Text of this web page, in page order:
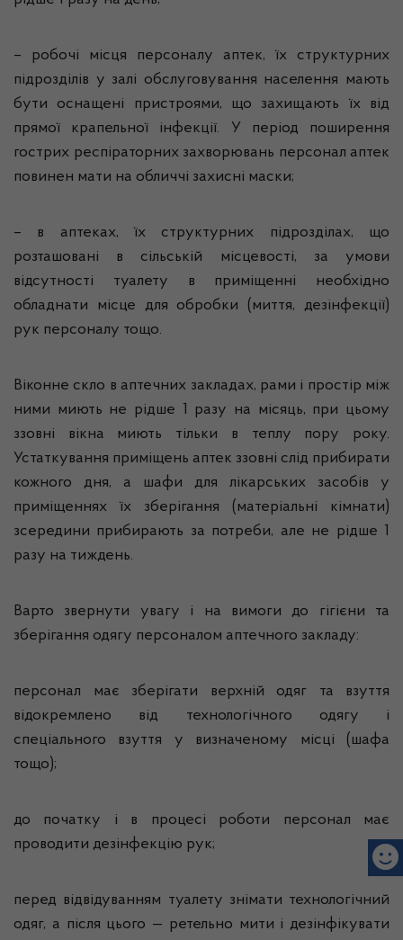
– робочі місця персоналу аптек, їх структурних
підрозділів у залі обслуговування населення мають
бути оснащені пристроя­ми, що захищають їх від
прямої крапельної інфекції. У період поширення
гострих респіраторних захворювань персонал аптек
повинен мати на обличчі захисні маски;
– в аптеках, їх структурних підрозділах, що
розташовані в сільській місцевості, за умови
відсутності туалету в приміщенні необхідно
обладнати місце для обробки (миття, дезінфекції)
рук персоналу тощо.
Віконне скло в аптечних закладах, рами і простір між
ними миють не рідше 1 разу на місяць, при цьому
ззовні вікна миють тільки в теплу пору року.
Устаткування приміщень аптек ззовні слід прибирати
кожного дня, а шафи для лікарських засобів у
приміщеннях їх зберігання (матеріальні кімнати)
зсередини прибирають за потреби, але не рідше 1
разу на тиждень.
Варто звернути увагу і на вимоги до гігієни та
зберігання одягу персоналом аптечного закладу:
персонал має зберігати верхній одяг та взуття
відокремлено від технологічного одягу і
спеціального взуття у визначеному місці (шафа
тощо);
до початку і в процесі роботи персонал має
проводити дез­інфекцію рук;
перед відвідуванням туалету знімати технологічний
одяг, а після цього — ретельно мити і дезінфікувати